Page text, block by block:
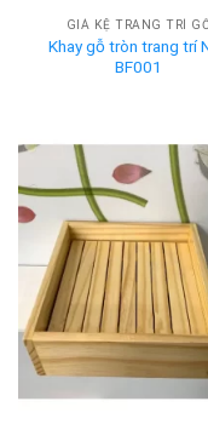
GIÁ KỆ TRANG TRÍ
Khay gỗ tròn trang trí
BF001